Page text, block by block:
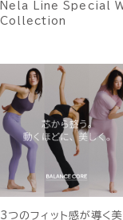
Nela Line Special
Collection
3つのフィット感が導く美